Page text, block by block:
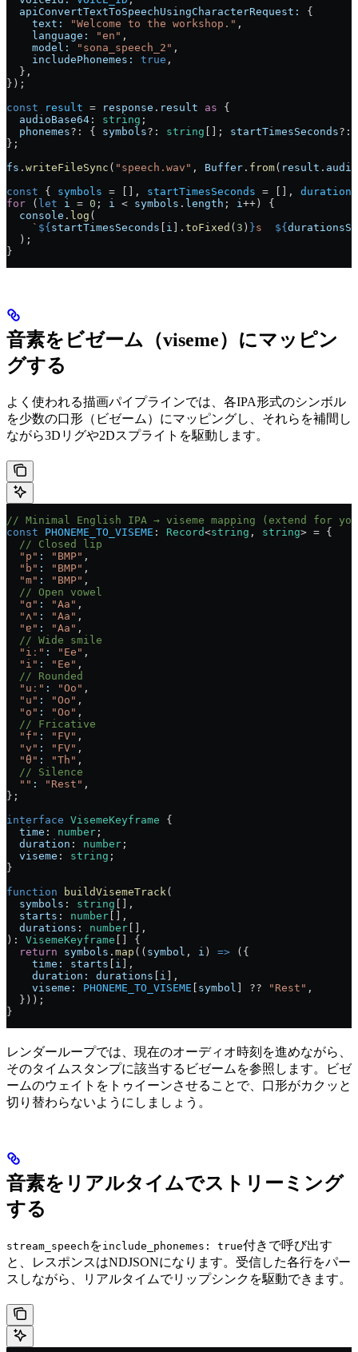
  apiConvertTextToSpeechUsingCharacterRequest:
{
    text:
"Welcome to the workshop." ,
    language:
"en" ,
    model:
"sona_speech_2" ,
    includePhonemes:
true ,
  },
});
const result = response . result as {
  audioBase64
: string ;
  phonemes
?: { symbols?: string []; startTimesSeconds?:
};
fs . writeFileSync ( "speech.wav" , Buffer . from( result .
const { symbols = [], startTimesSeconds = [],
for ( let i = 0 ; i < symbols . length ; i ++) {
  console
. log (
    `
${startTimesSeconds [ i ]. toFixed ( 3 ) }s ${
  );
}
音素をビゼーム（viseme）にマッピン
グする
よく使われる描画パイプラインでは、各IPA形式のシンボル
を少数の口形（ビゼーム）にマッピングし、それらを補間し
ながら3Dリグや2Dスプライトを駆動します。
// Minimal English IPA → viseme mapping (extend for
const PHONEME_TO_VISEME : Record<string , string> = {
  // Closed lip
  "p"
: "BMP" ,
  "b"
: "BMP" ,
  "m"
: "BMP" ,
  // Open vowel
  "ɑ"
: "Aa" ,
  "ʌ"
: "Aa" ,
  "ɐ"
: "Aa" ,
  // Wide smile
  "iː"
: "Ee" ,
  "i"
: "Ee" ,
  // Rounded
  "uː"
: "Oo" ,
  "u"
: "Oo" ,
  "o"
: "Oo" ,
  // Fricative
  "f"
: "FV" ,
  "v"
: "FV" ,
  "θ"
: "Th" ,
  // Silence
  ""
: "Rest" ,
};
interface VisemeKeyframe {
  time
: number ;
  duration
: number ;
  viseme
: string ;
}
function buildVisemeTrack (
  symbols
: string [],
  starts
: number [],
  durations
: number [],
): VisemeKeyframe [] {
  return
symbols . map (( symbol , i ) => ({
    time:
starts [ i ],
    duration:
durations [ i ],
    viseme:
PHONEME_TO_VISEME [ symbol ] ?? "Rest" ,
  }));
}
レンダーループでは、現在のオーディオ時刻を進めながら、
そのタイムスタンプに該当するビゼームを参照します。ビゼ
ームのウェイトをトゥイーンさせることで、口形がカクッと
切り替わらないようにしましょう。
音素をリアルタイムでストリーミング
する
stream_speech をinclude_phonemes: true付きで呼び出す
と、レスポンスはNDJSONになります。受信した各行をパー
スしながら、リアルタイムでリップシンクを駆動できます。